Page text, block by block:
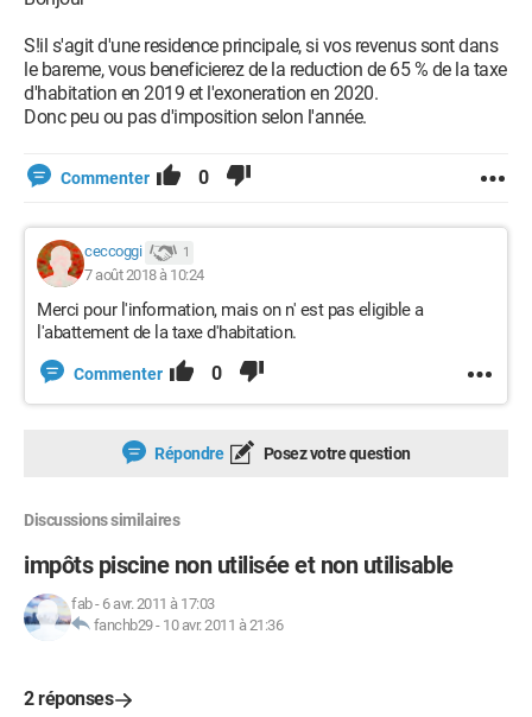
S!il s'agit d'une residence principale, si vos revenus sont dans
le bareme, vous beneficierez de la reduction de 65 % de la taxe
d'habitation en 2019 et l'exoneration en 2020.
Donc peu ou pas d'imposition selon l'année.
Commenter 0
ceccoggi 1
7 août 2018 à 10:24
Merci pour l'information, mais on n' est pas eligible a
l'abattement de la taxe d'habitation.
Commenter 0
Répondre Posez votre question
Discussions similaires
impôts piscine non utilisée et non utilisable
fab- 6 avr. 2011 à 17:03
fanchb29- 10 avr. 2011 à 21:36
2 réponses